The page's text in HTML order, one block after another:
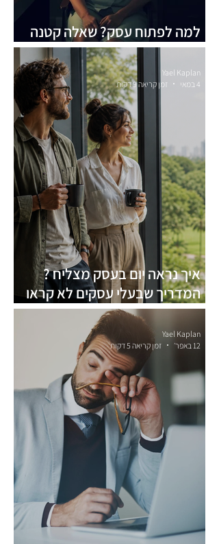
למה לפתוח עסק? שאלה קטנה
שהורגת עסקים קטנים וגדולים
איך נראה יום בעסק מצליח ?
המדריך שבעלי עסקים לא קראו
עדיין
Yael Kaplan
4 במאי
זמן קריאה 9 דקות
Yael Kaplan
12 באפר׳
זמן קריאה 5 דקות